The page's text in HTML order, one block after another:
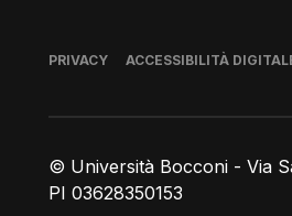
© Università Bocconi - Via
PI 03628350153
Piè di pagina
PRIVACY ACCESSIBILITÀ